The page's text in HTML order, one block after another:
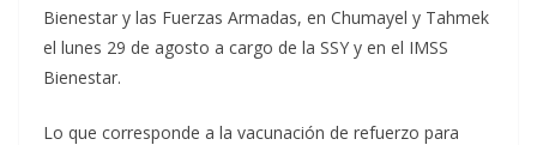
Bienestar y las Fuerzas Armadas, en Chumayel y Tahmek
el lunes 29 de agosto a cargo de la SSY y en el IMSS
Bienestar.
Lo que corresponde a la vacunación de refuerzo para